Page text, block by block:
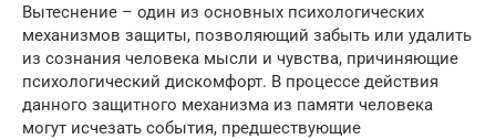
Вытеснение – один из основных психологических
механизмов защиты, позволяющий забыть или удалить
из сознания человека мысли и чувства, причиняющие
психологический дискомфорт. В процессе действия
данного защитного механизма из памяти человека
могут исчезать события, предшествующие